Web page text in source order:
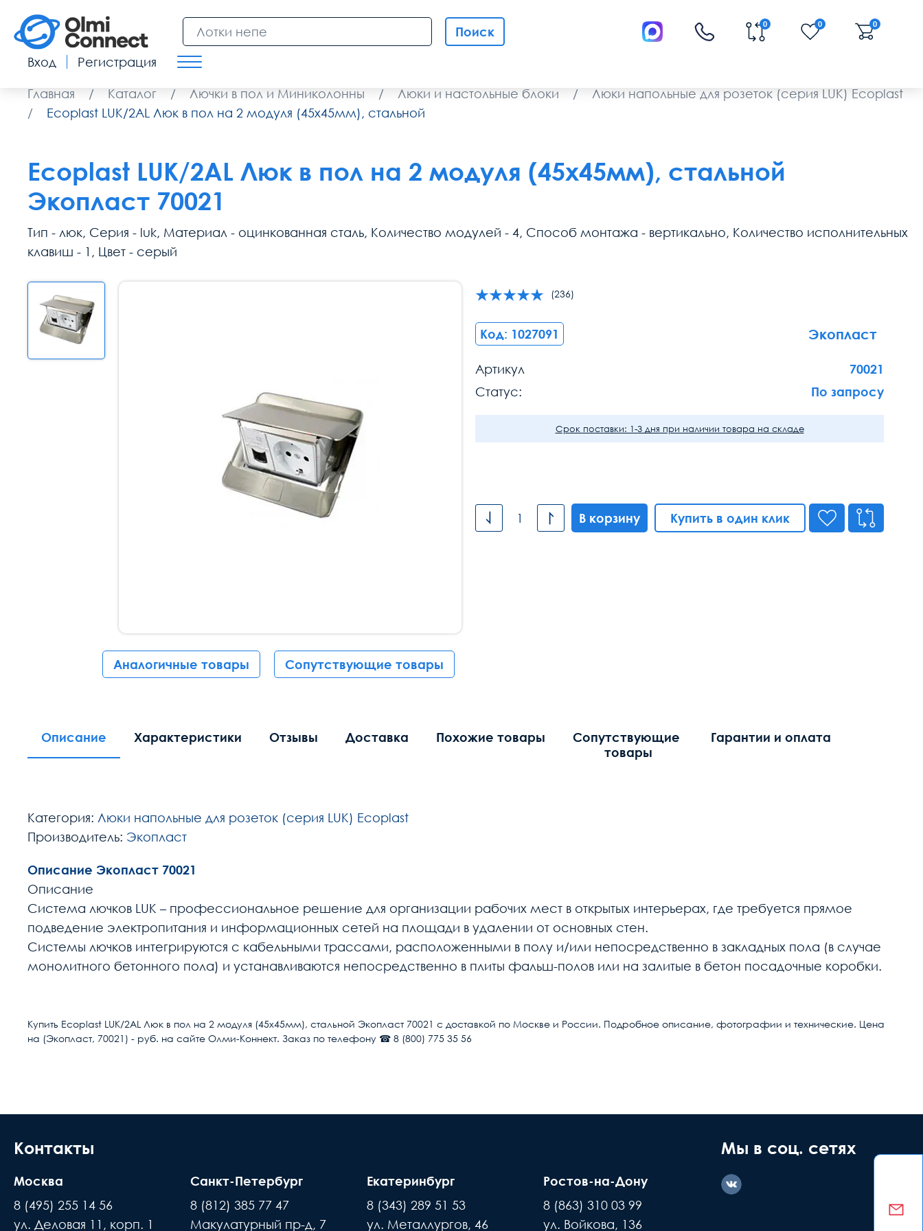
Поиск
0 0 0
Вход Регистрация
Главная / Каталог / Лючки в пол и Миниколонны / Люки и настольные блоки /
Люки напольные для розеток (серия LUK) Ecoplast
/
Ecoplast LUK/2AL Люк в пол на 2 модуля (45х45мм), стальной
Ecoplast LUK/2AL Люк в пол на 2 модуля (45х45мм), стальной
Экопласт 70021
Тип - люк, Серия - luk, Материал - оцинкованная сталь, Количество модулей - 4, Способ монтажа - вертикально, Количество исполнительных
клавиш - 1, Цвет - серый
Аналогичные товары Сопутствующие товары
(236)
Код: 1027091 Экопласт
Артикул
70021
Статус:
По запросу
Срок поставки: 1-3 дня при наличии товара на складе
В корзину Купить в один клик
Описание Характеристики Отзывы Доставка Похожие товары
Сопутствующие
товары
Гарантии и оплата
Категория: Люки напольные для розеток (серия LUK) Ecoplast
Производитель: Экопласт
Описание Экопласт 70021
Описание
Система лючков LUK – профессиональное решение для организации рабочих мест в открытых интерьерах, где требуется прямое
подведение электропитания и информационных сетей на площади в удалении от основных стен.
Системы лючков интегрируются с кабельными трассами, расположенными в полу и/или непосредственно в закладных пола (в случае
монолитного бетонного пола) и устанавливаются непосредственно в плиты фальш-полов или на залитые в бетон посадочные коробки.
Тип Люк
Количество модулей 4
Способ монтажа
Количество исполнительных клавиш 1
Цвет Серый
Пассивное оборудование
новые детали +
Делаем обмен
Условия доставки
места доставки товара. Обращаем Ваше внимание, что доставка производится только
происходит силами заказчика
Время ожидания водителя при доставке товара составляет 15 минут
Купить Ecoplast LUK/2AL Люк в пол на 2 модуля (45х45мм), стальной Экопласт 70021 с доставкой по Москве и России. Подробное описание, фотографии и технические. Цена
на (Экопласт, 70021) - руб. на сайте Олми-Коннект. Заказ по телефону ☎ 8 (800) 775 35 56
Контакты
Москва
8 (495) 255 14 56
ул. Деловая 11, корп. 1
Санкт-Петербург
8 (812) 385 77 47
Макулатурный пр-д, 7
Екатеринбург
8 (343) 289 51 53
ул. Металлургов, 46
Ростов-на-Дону
8 (863) 310 03 99
ул. Войкова, 136
Мы в соц. сетях